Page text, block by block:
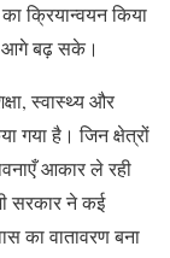
क्रियान्वयन किया
आगे बढ़ सके।
स्वास्थ्य और
गया है। जिन क्षेत्रों
आकार ले रही
सरकार ने कई
का वातावरण बना